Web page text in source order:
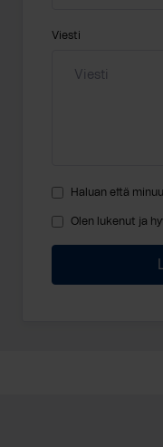
Viesti
Haluan että
Olen lukenut ja